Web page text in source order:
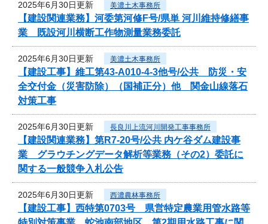
2025年6月30日更新 美濃土木事務所
【建設関連業務】河委第河修F号/県単 河川維持修繕事
業 既設河川横断工作物測量業務委託
2025年6月30日更新 美濃土木事務所
【建設工事】維工第43-A010-4-3他号/公共 防災・安
全交付金（災害防除）（国補正分）他 関金山線落石
対策工事
2025年6月30日更新 長良川上流河川開発工事事務所
【建設関連業務】第R7-20号/公共 内ケ谷ダム建設事
業 グラウチングデータ解析等業務（その2）委託に
関する一般競争入札公告
2025年6月30日更新 西濃農林事務所
【建設工事】西特第0703号 県営特定農業用管水路等